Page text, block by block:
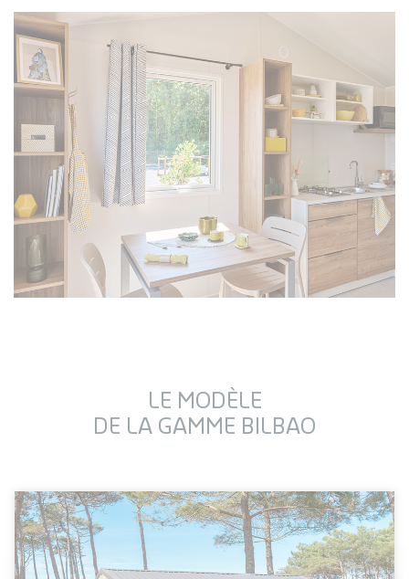
LE MODÈLE
DE LA GAMME BILBAO